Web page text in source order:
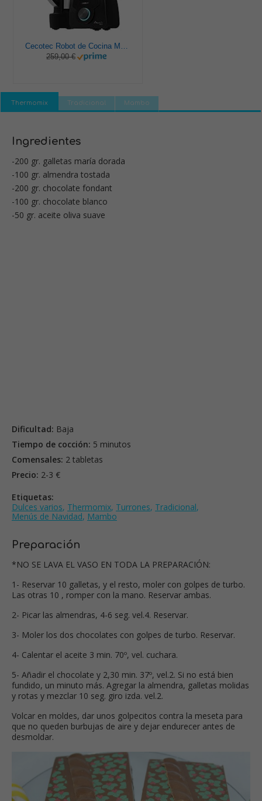
259,00 €
Thermomix Tradicional Mambo
Ingredientes
-200 gr. galletas maría dorada
-100 gr. almendra tostada
-200 gr. chocolate fondant
-100 gr. chocolate blanco
-50 gr. aceite oliva suave
Dificultad: Baja
Tiempo de cocción: 5 minutos
Comensales: 2 tabletas
Precio: 2-3 €
Etiquetas:
Dulces varios, Thermomix, Turrones, Tradicional,
Menús de Navidad, Mambo
Preparación
*NO SE LAVA EL VASO EN TODA LA PREPARACIÓN:
1- Reservar 10 galletas, y el resto, moler con golpes de turbo.
Las otras 10 , romper con la mano. Reservar ambas.
2- Picar las almendras, 4-6 seg. vel.4. Reservar.
3- Moler los dos chocolates con golpes de turbo. Reservar.
4- Calentar el aceite 3 min. 70º, vel. cuchara.
5- Añadir el chocolate y 2,30 min. 37º, vel.2. Si no está bien
fundido, un minuto más. Agregar la almendra, galletas molidas
y rotas y mezclar 10 seg. giro izda. vel.2.
Volcar en moldes, dar unos golpecitos contra la meseta para
que no queden burbujas de aire y dejar endurecer antes de
desmoldar.